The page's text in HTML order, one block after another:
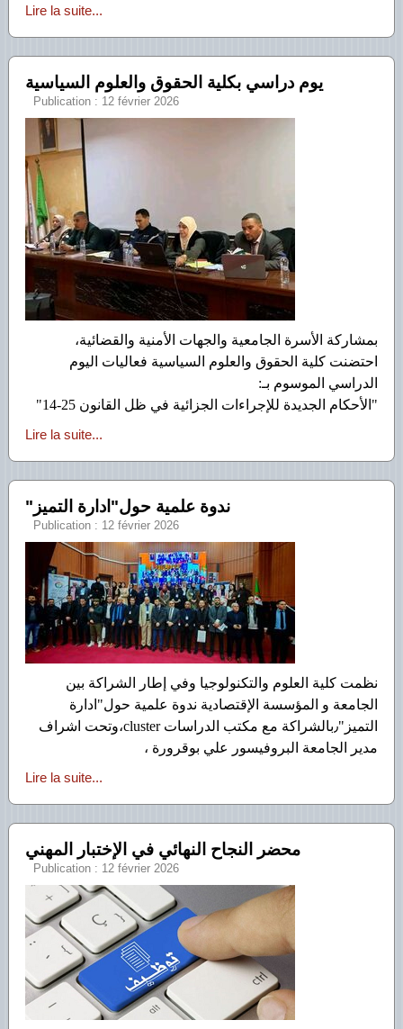
Lire la suite...
يوم دراسي بكلية الحقوق والعلوم السياسية
Publication : 12 février 2026
بمشاركة الأسرة الجامعية والجهات الأمنية والقضائية،
احتضنت كلية الحقوق والعلوم السياسية فعاليات اليوم
الدراسي الموسوم بـ:
"الأحكام الجديدة للإجراءات الجزائية في ظل القانون 25-14"
Lire la suite...
Publication : 12 février 2026
نظمت كلية العلوم والتكنولوجيا وفي إطار الشراكة بين
الجامعة و المؤسسة الإقتصادية ندوة علمية حول"ادارة
التميز"٫بالشراكة مع مكتب الدراسات cluster،وتحت اشراف
مدير الجامعة البروفيسور علي بوقرورة ،
Lire la suite...
محضر النجاح النهائي في الإختبار المهني
Publication : 12 février 2026